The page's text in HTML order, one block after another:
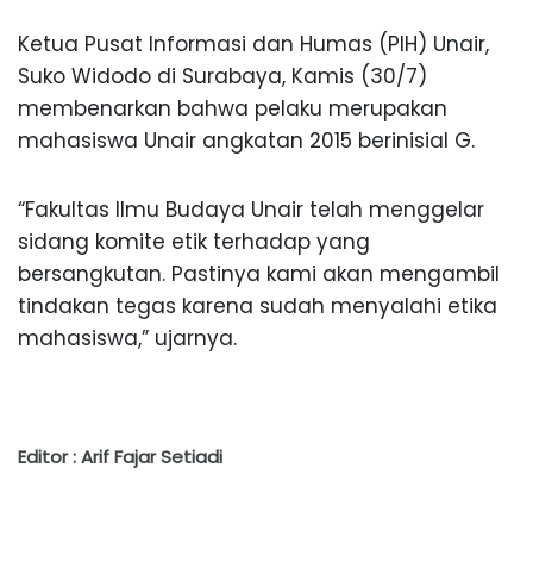
Ketua Pusat Informasi dan Humas (PIH) Unair,
Suko Widodo di Surabaya, Kamis (30/7)
membenarkan bahwa pelaku merupakan
mahasiswa Unair angkatan 2015 berinisial G.
“Fakultas Ilmu Budaya Unair telah menggelar
sidang komite etik terhadap yang
bersangkutan. Pastinya kami akan mengambil
tindakan tegas karena sudah menyalahi etika
mahasiswa,” ujarnya.
Editor : Arif Fajar Setiadi